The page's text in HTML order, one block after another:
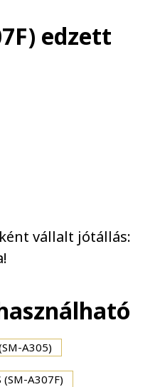
edzett
vállalt jótállás:
A305)
(SM-A307F)